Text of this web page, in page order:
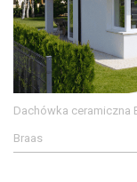
Dachówka ceramiczna
Braas